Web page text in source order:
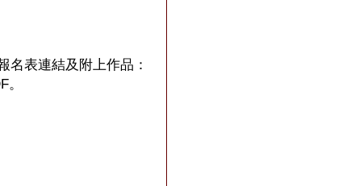
名表連結及附上作品：